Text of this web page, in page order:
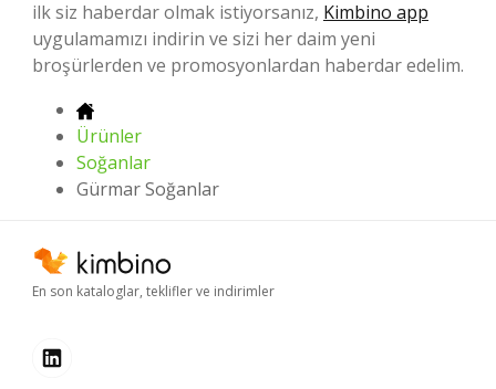
ilk siz haberdar olmak istiyorsanız, Kimbino app
uygulamamızı indirin ve sizi her daim yeni
broşürlerden ve promosyonlardan haberdar edelim.
Ürünler
Soğanlar
Gürmar Soğanlar
En son kataloglar, teklifler ve indirimler